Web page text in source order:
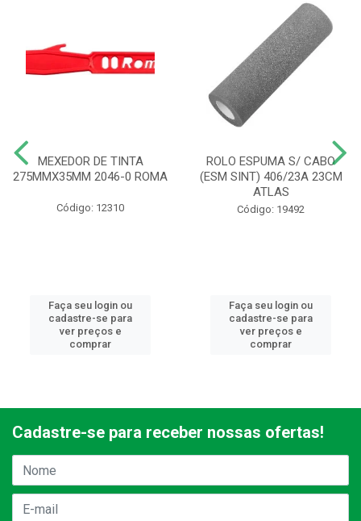
MEXEDOR DE TINTA
275MMX35MM 2046-0 ROMA
Código: 12310
Faça seu login ou
cadastre-se para
ver preços e
comprar
ROLO ESPUMA S/ CABO
(ESM SINT) 406/23A 23CM
ATLAS
Código: 19492
Faça seu login ou
cadastre-se para
ver preços e
comprar
Cadastre-se para receber nossas ofertas!